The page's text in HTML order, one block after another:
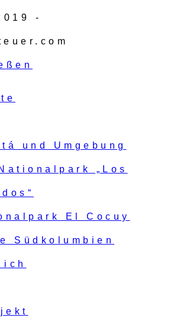
-
und Umgebung
„Los
El Cocuy
Südkolumbien
ich